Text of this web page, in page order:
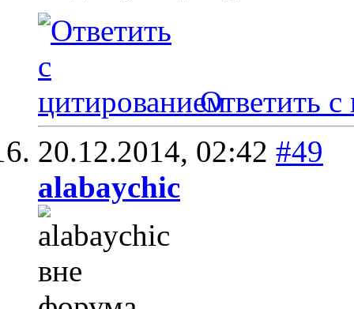
Ответить с
20.12.2014, 02:42 #49
alabaychic